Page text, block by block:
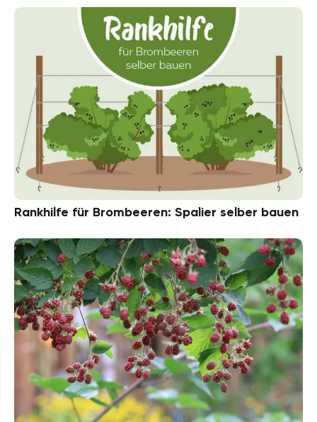
Rankhilfe für Brombeeren: Spalier selber bauen